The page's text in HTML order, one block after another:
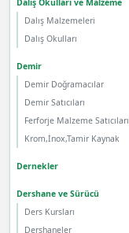
Dalış Okulları ve Malzeme
Dalış Malzemeleri
Dalış Okulları
Demir
Demir Doğramacılar
Demir Satıcıları
Ferforje Malzeme Satıcıları
Krom,İnox,Tamir Kaynak
Dernekler
Dershane ve Sürücü
Ders Kursları
Dershaneler